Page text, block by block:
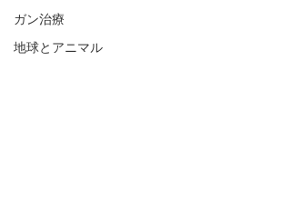
ガン治療
地球とアニマル